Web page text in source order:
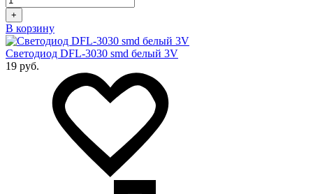
+
В корзину
Светодиод DFL-3030 smd белый 3V
19 руб.